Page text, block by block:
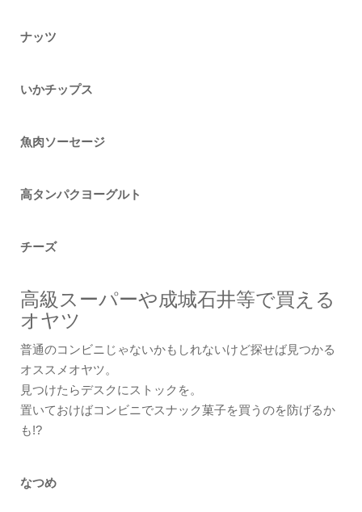
ナッツ
いかチップス
魚肉ソーセージ
高タンパクヨーグルト
チーズ
高級スーパーや成城石井等で買える
オヤツ
普通のコンビニじゃないかもしれないけど探せば見つかる
オススメオヤツ。
見つけたらデスクにストックを。
置いておけばコンビニでスナック菓子を買うのを防げるか
も!?
なつめ